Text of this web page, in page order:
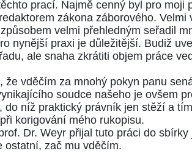
prací. Najmě cenný byl pro moji
zákona záborového.
velmi přehledným seřadil
nynější praxi je důležitější. Budiž
ale snaha zkrátiti objem práce
vděčím za mnohý pokyn panu
soudce našeho je ovšem
níž praktický právník jen stěží a
korigování mého rukopisu.
Dr. Weyr přijal tuto práci do
ostatní, zač mu vděčím.